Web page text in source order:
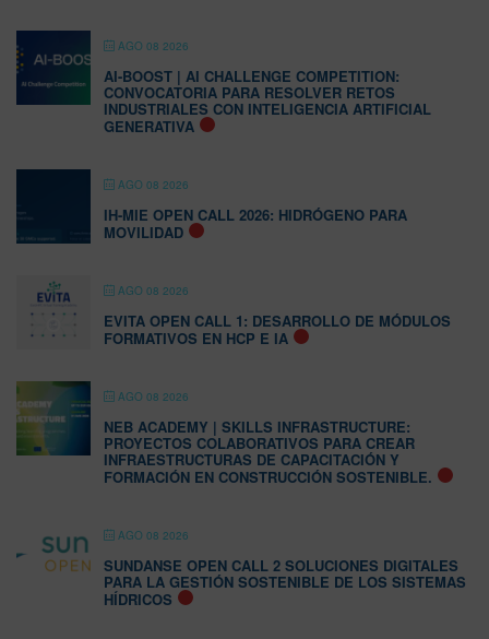
AGO 08 2026
AI-BOOST | AI CHALLENGE COMPETITION:
CONVOCATORIA PARA RESOLVER RETOS
INDUSTRIALES CON INTELIGENCIA ARTIFICIAL
GENERATIVA
AGO 08 2026
IH-MIE OPEN CALL 2026: HIDRÓGENO PARA
MOVILIDAD
AGO 08 2026
EVITA OPEN CALL 1: DESARROLLO DE MÓDULOS
FORMATIVOS EN HCP E IA
AGO 08 2026
NEB ACADEMY | SKILLS INFRASTRUCTURE:
PROYECTOS COLABORATIVOS PARA CREAR
INFRAESTRUCTURAS DE CAPACITACIÓN Y
FORMACIÓN EN CONSTRUCCIÓN SOSTENIBLE.
AGO 08 2026
SUNDANSE OPEN CALL 2 SOLUCIONES DIGITALES
PARA LA GESTIÓN SOSTENIBLE DE LOS SISTEMAS
HÍDRICOS